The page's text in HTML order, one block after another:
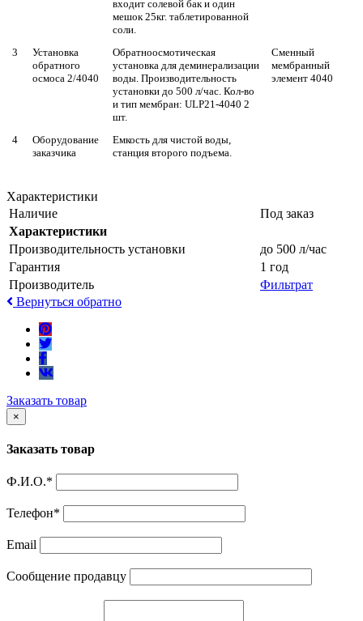
входит солевой бак и один
мешок 25кг. таблетированной
соли.
3
Установка
обратного
осмоса 2/4040
Обратноосмотическая
установка для деминерализации
воды. Производительность
установки до 500 л/час. Кол-во
и тип мембран: ULP21-4040 2
шт.
Сменный
мембранный
элемент 4040
4
Оборудование
заказчика
Емкость для чистой воды,
станция второго подъема.
Характеристики
Наличие
Под заказ
Характеристики
Производительность установки
до 500 л/час
Гарантия
1 год
Производитель
Фильтрат
Вернуться обратно
Заказать товар
×
Заказать товар
Ф.И.О.*
Телефон*
Email
Сообщение продавцу